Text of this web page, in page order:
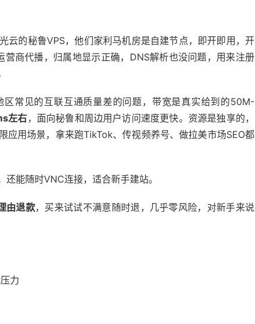
云的秘鲁VPS，他们家利马机房是自建节点，即开即用，开
商代播，归属地显示正确，DNS解析也没问题，用来注册
区常见的互联互通质量差的问题，带宽是真实给到的50M-
左右，面向秘鲁和周边用户访问速度更快。资源是独享的，
应用场景，拿来跑TikTok、传视频养号、做拉美市场SEO都
能随时VNC连接，适合新手建站。
由退款，买来试试不满意随时退，几乎零风险，对新手来说
力